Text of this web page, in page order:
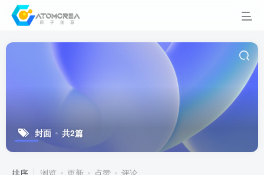
封面 共2篇
排序 浏览 更新 点赞 评论